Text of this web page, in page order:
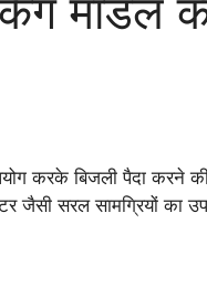
मॉडल
करके बिजली पैदा करने
जैसी सरल सामग्रियों का